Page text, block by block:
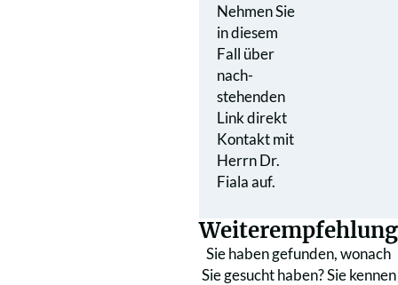
Nehmen Sie
in diesem
Fall über
nach­
stehenden
Link direkt
Kontakt mit
Herrn Dr.
Fiala auf.
Weiterempfehlung
Sie haben gefunden, wonach
Sie gesucht haben? Sie kennen